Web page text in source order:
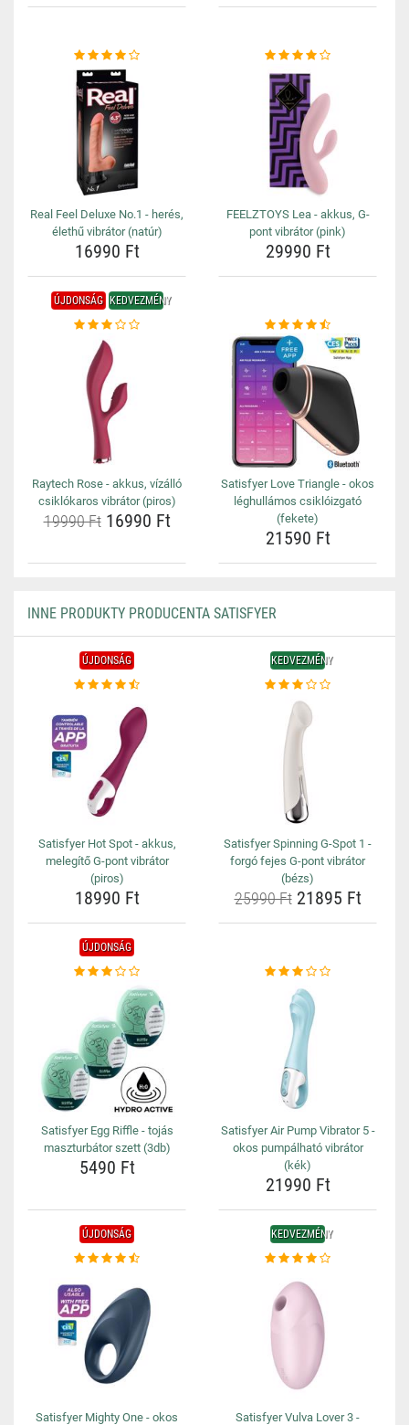
Real Feel Deluxe No.1 - herés,
élethű vibrátor (natúr)
16990 Ft
FEELZTOYS Lea - akkus, G-
pont vibrátor (pink)
29990 Ft
ÚJDONSÁG KEDVEZMÉNY
Raytech Rose - akkus, vízálló
csiklókaros vibrátor (piros)
19990 Ft16990 Ft
Satisfyer Love Triangle - okos
léghullámos csiklóizgató
(fekete)
21590 Ft
INNE PRODUKTY PRODUCENTA SATISFYER
ÚJDONSÁG
Satisfyer Hot Spot - akkus,
melegítő G-pont vibrátor
(piros)
18990 Ft
KEDVEZMÉNY
Satisfyer Spinning G-Spot 1 -
forgó fejes G-pont vibrátor
(bézs)
25990 Ft21895 Ft
ÚJDONSÁG
Satisfyer Egg Riffle - tojás
maszturbátor szett (3db)
5490 Ft
Satisfyer Air Pump Vibrator 5 -
okos pumpálható vibrátor
(kék)
21990 Ft
ÚJDONSÁG
Satisfyer Mighty One - okos
KEDVEZMÉNY
Satisfyer Vulva Lover 3 -